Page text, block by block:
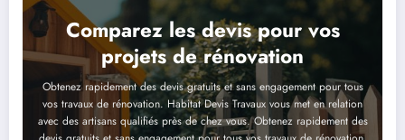
Comparez les devis pour vos
projets de rénovation
Obtenez rapidement des devis gratuits et sans engagement pour tous
vos travaux de rénovation. Habitat Devis Travaux vous met en relation
avec des artisans qualifiés près de chez vous. Obtenez rapidement des